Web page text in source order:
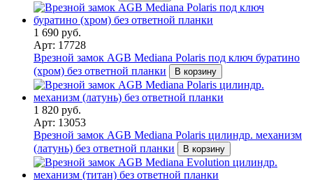
1 690 руб.
Арт: 17728
Врезной замок AGB Mediana Polaris под ключ буратино
(хром) без ответной планки
В корзину
1 820 руб.
Арт: 13053
Врезной замок AGB Mediana Polaris цилиндр. механизм
(латунь) без ответной планки
В корзину